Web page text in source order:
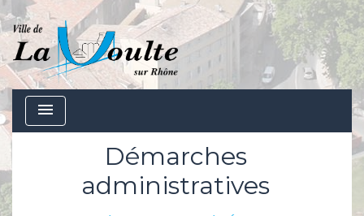
menu
Démarches
administratives